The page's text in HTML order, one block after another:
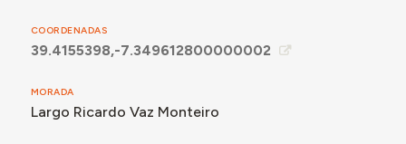
COORDENADAS
39.4155398,-7.349612800000002
MORADA
Largo Ricardo Vaz Monteiro